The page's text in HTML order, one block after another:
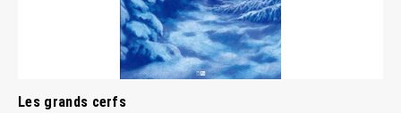
Les grands cerfs